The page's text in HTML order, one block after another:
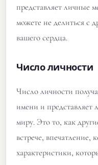
представляет личные
можете не делиться с
вашего сердца.
Число личности
Число личности
имени и представляет
миру. Это то, как
встрече, впечатление,
характеристики,